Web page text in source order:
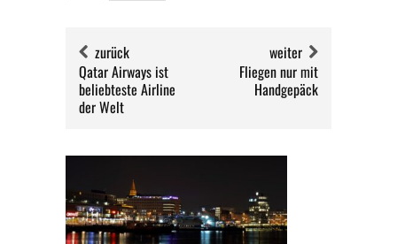
zurück
Qatar Airways ist
beliebteste Airline
der Welt
weiter
Fliegen nur mit
Handgepäck